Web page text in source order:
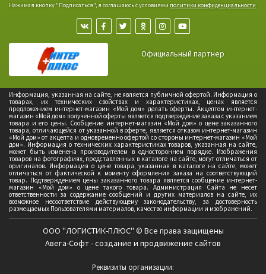
Нажимая кнопку "Подписаться", я соглашаюсь с условиями политики конфиденциальности
Официальный партнер
Информация, указанная на сайте, не является публичной офертой. Информация о
товарах, их технических свойствах и характеристиках, ценах является
предложением интернет-магазин «Мой дом» делать оферты. Акцептом интернет-
магазин «Мой дом» полученной оферты является подтверждение заказа с указанием
товара и его цены. Сообщение интернет-магазин «Мой дом» о цене заказанного
товара, отличающейся от указанной в оферте, является отказом интернет-магазин
«Мой дом» от акцепта и одновременно офертой со стороны интернет-магазин «Мой
дом». Информация о технических характеристиках товаров, указанная на сайте,
может быть изменена производителем в одностороннем порядке. Изображения
товаров на фотографиях, представленных в каталоге на сайте, могут отличаться от
оригиналов. Информация о цене товара, указанная в каталоге на сайте, может
отличаться от фактической к моменту оформления заказа на соответствующий
товар. Подтверждением цены заказанного товара является сообщение интернет-
магазин «Мой дом» о цене такого товара. Администрация Сайта не несет
ответственности за содержание сообщений и других материалов на сайте, их
возможное несоответствие действующему законодательству, за достоверность
размещаемых Пользователями материалов, качество информации и изображений.
ООО "ЛОГИСТИК-ПЛЮС" © Все права защищены
Авега-Софт - создание и продвижение сайтов
Реквизиты организации: